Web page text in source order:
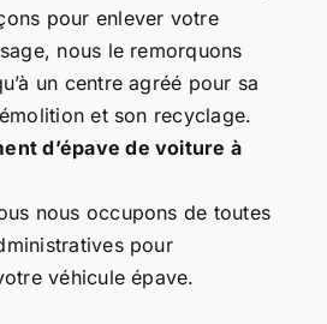
pour enlever votre
nous le remorquons
un centre agréé pour sa
et son recyclage.
d’épave de voiture à
nous occupons de toutes
pour
véhicule épave.